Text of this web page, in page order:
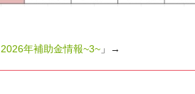
2026年補助金情報~3~ 」→